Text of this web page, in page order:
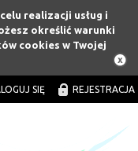
realizacji usług i
określić warunki
cookies w Twojej
SIĘ REJESTRACJA